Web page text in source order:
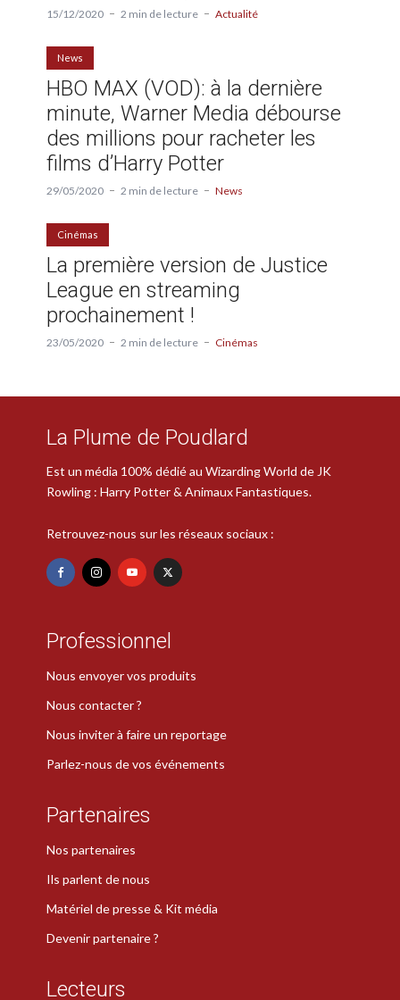
15/12/2020 2 min de lecture Actualité
News
HBO MAX (VOD): à la dernière
minute, Warner Media débourse
des millions pour racheter les
films d’Harry Potter
29/05/2020 2 min de lecture News
Cinémas
La première version de Justice
League en streaming
prochainement !
23/05/2020 2 min de lecture Cinémas
La Plume de Poudlard
Est un média 100% dédié au Wizarding World de JK
Rowling : Harry Potter & Animaux Fantastiques.
Retrouvez-nous sur les réseaux sociaux :
Professionnel
Nous envoyer vos produits
Nous contacter ?
Nous inviter à faire un reportage
Parlez-nous de vos événements
Partenaires
Nos partenaires
Ils parlent de nous
Matériel de presse & Kit média
Devenir partenaire ?
Lecteurs